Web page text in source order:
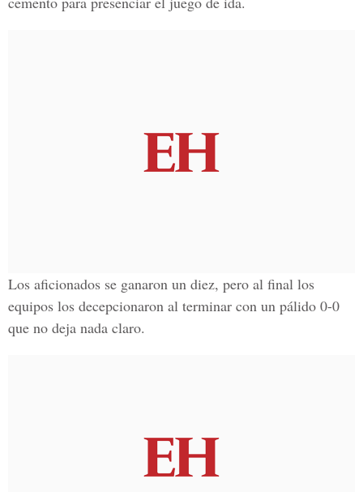
Los aficionados se ganaron un diez, pero al final los
equipos los decepcionaron al terminar con un pálido 0-0
que no deja nada claro.